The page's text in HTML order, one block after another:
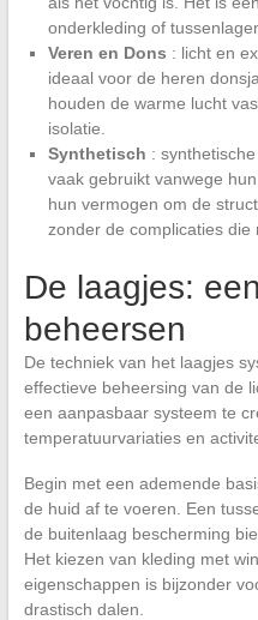
onderkleding of
Veren en Dons : licht en
ideaal voor de heren
houden de warme lucht
isolatie.
Synthetisch :
vaak gebruikt vanwege
hun vermogen om de
zonder de complicaties die
De laagjes:
beheersen
De techniek van het laagjes
effectieve beheersing van de
een aanpasbaar systeem te
temperatuurvariaties en
Begin met een ademende
de huid af te voeren. Een
de buitenlaag bescherming
Het kiezen van kleding met
eigenschappen is bijzonder
drastisch dalen.